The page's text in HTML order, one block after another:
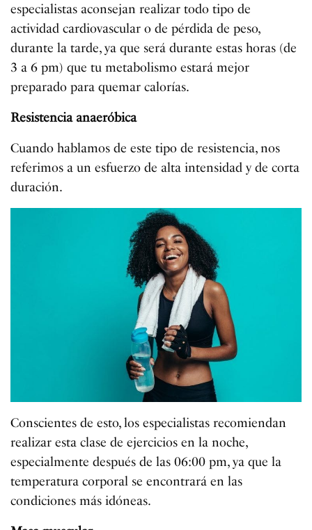
especialistas aconsejan realizar todo tipo de
actividad cardiovascular o de pérdida de peso,
durante la tarde, ya que será durante estas horas (de
3 a 6 pm) que tu metabolismo estará mejor
preparado para quemar calorías.
Resistencia anaeróbica
Cuando hablamos de este tipo de resistencia, nos
referimos a un esfuerzo de alta intensidad y de corta
duración.
Conscientes de esto, los especialistas recomiendan
realizar esta clase de ejercicios en la noche,
especialmente después de las 06:00 pm, ya que la
temperatura corporal se encontrará en las
condiciones más idóneas.